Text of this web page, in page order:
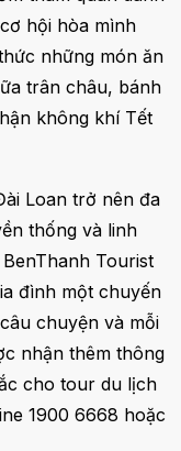
hội hòa mình
những món ăn
trân châu, bánh
không khí Tết
Loan trở nên đa
thống và linh
Tourist
đình một chuyến
chuyện và mỗi
nhận thêm thông
cho tour du lịch
1900 6668 hoặc